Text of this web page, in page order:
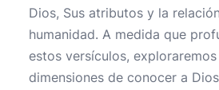
Dios, Sus atributos y la
humanidad. A medida que
estos versículos,
dimensiones de conocer a